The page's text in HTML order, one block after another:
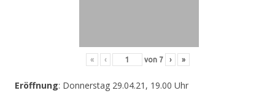
« ‹ von 7 › »
Eröffnung: Donnerstag 29.04.21, 19.00 Uhr